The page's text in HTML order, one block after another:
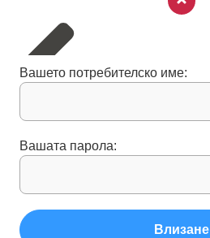
Вашето потребителско име:
Вашата парола:
Влизане